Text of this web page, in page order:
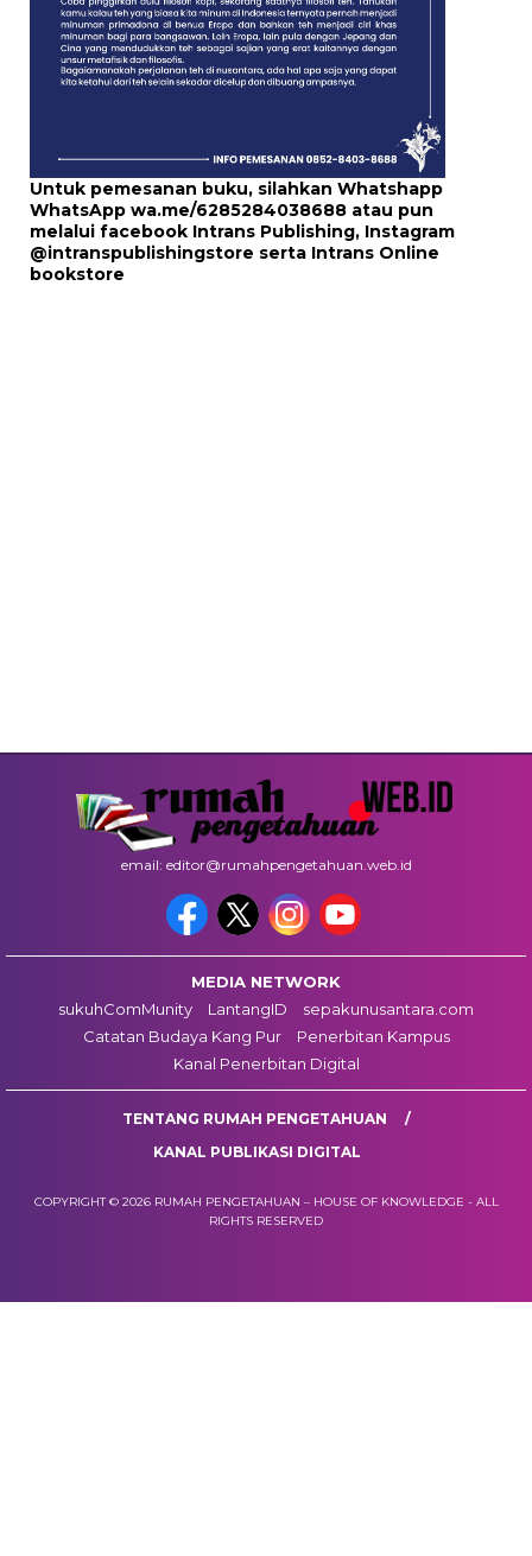
Untuk pemesanan buku, silahkan Whatshapp
WhatsApp wa.me/6285284038688 atau pun
melalui facebook Intrans Publishing, Instagram
@intranspublishingstore serta Intrans Online
bookstore
email: editor@rumahpengetahuan.web.id
MEDIA NETWORK
sukuhComMunity
LantangID
sepakunusantara.com
Catatan Budaya Kang Pur
Penerbitan Kampus
Kanal Penerbitan Digital
TENTANG RUMAH PENGETAHUAN
KANAL PUBLIKASI DIGITAL
COPYRIGHT © 2026 RUMAH PENGETAHUAN – HOUSE OF KNOWLEDGE - ALL
RIGHTS RESERVED